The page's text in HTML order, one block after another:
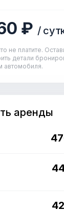
₽ /
не платите.
детали
автомобиля.
аренды